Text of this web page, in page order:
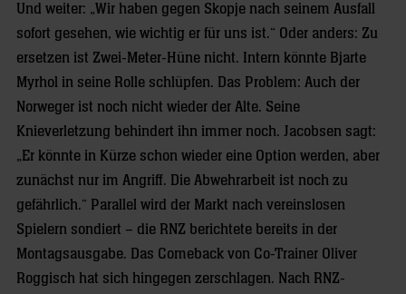
Und weiter: „Wir haben gegen Skopje nach seinem Ausfall
sofort gesehen, wie wichtig er für uns ist.“ Oder anders: Zu
ersetzen ist Zwei-Meter-Hüne nicht. Intern könnte Bjarte
Myrhol in seine Rolle schlüpfen. Das Problem: Auch der
Norweger ist noch nicht wieder der Alte. Seine
Knieverletzung behindert ihn immer noch. Jacobsen sagt:
„Er könnte in Kürze schon wieder eine Option werden, aber
zunächst nur im Angriff. Die Abwehrarbeit ist noch zu
gefährlich.“ Parallel wird der Markt nach vereinslosen
Spielern sondiert – die RNZ berichtete bereits in der
Montagsausgabe. Das Comeback von Co-Trainer Oliver
Roggisch hat sich hingegen zerschlagen. Nach RNZ-